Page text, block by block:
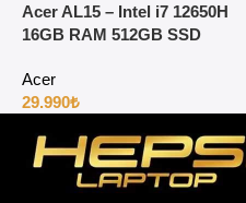
Acer AL15 – Intel i7 12650H
16GB RAM 512GB SSD
Acer
29.990₺